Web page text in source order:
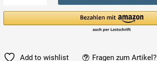
+
Gehalt
|
Add to wishlist Fragen zum Artikel?